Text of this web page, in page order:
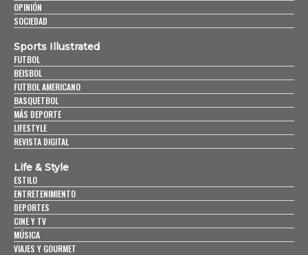
OPINIÓN
SOCIEDAD
Sports Illustrated
FUTBOL
BEISBOL
FUTBOL AMERICANO
BASQUETBOL
MÁS DEPORTE
LIFESTYLE
REVISTA DIGITAL
Life & Style
ESTILO
ENTRETENIMIENTO
DEPORTES
CINE Y TV
MÚSICA
VIAJES Y GOURMET